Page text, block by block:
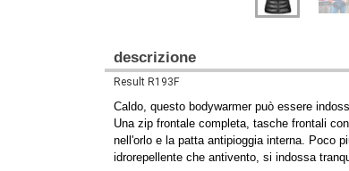
descrizione
Result R193F
Caldo, questo bodywarmer può essere
Una zip frontale completa, tasche frontali
nell'orlo e la patta antipioggia interna. Poco
idrorepellente che antivento, si indossa